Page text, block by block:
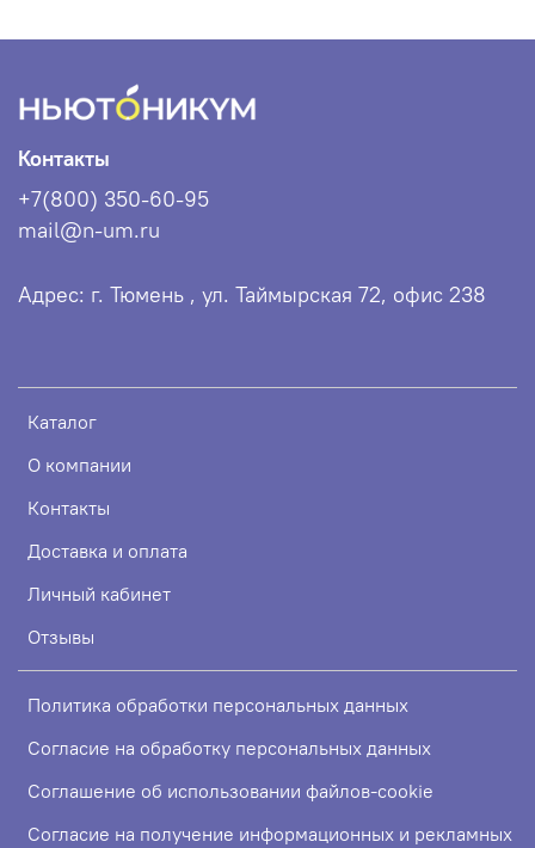
Каталог
О компании
Контакты
Доставка и оплата
Личный кабинет
Отзывы
Политика обработки персональных данных
Согласие на обработку персональных данных
Соглашение об использовании файлов-cookie
Согласие на получение информационных и рекламных
Контакты
+7(800) 350-60-95
mail@n-um.ru
Адрес: г. Тюмень , ул. Таймырская 72, офис 238